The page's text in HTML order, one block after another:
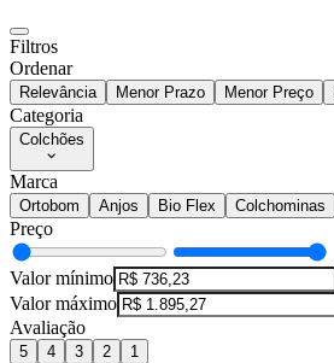
Filtros
Ordenar
Relevância Menor Prazo Menor Preço
Categoria
Colchões
Marca
Ortobom Anjos Bio Flex Colchominas
Preço
Valor mínimo
Valor máximo
Avaliação
5 4 3 2 1